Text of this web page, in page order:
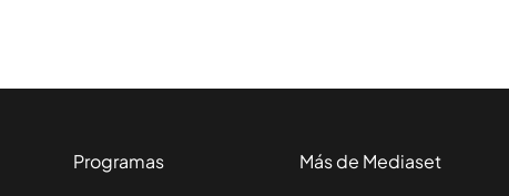
Programas Más de Mediaset